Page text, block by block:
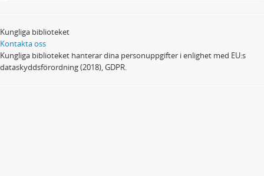
Kungliga biblioteket
Kontakta oss
Kungliga biblioteket hanterar dina personuppgifter i enlighet med EU:s
dataskyddsförordning (2018), GDPR.